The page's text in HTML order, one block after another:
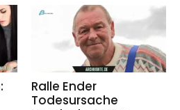
Ralle Ender
Todesursache